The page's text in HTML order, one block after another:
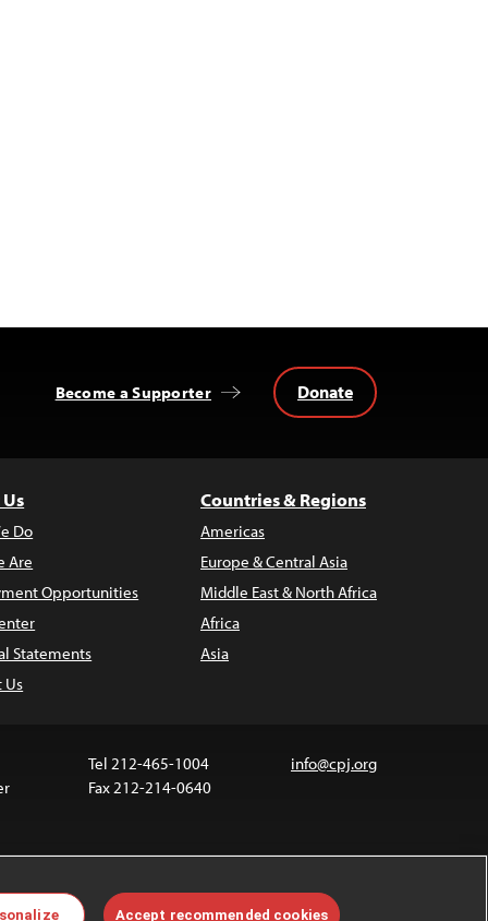
Become a Supporter Donate
Do
Are
Opportunities
Statements
Us
Countries & Regions
Americas
Europe & Central Asia
Middle East & North Africa
Africa
Asia
Tel 212-465-1004
Fax 212-214-0640
info@cpj.org
are not covered by the Creative Commons license.
Accept recommended cookies